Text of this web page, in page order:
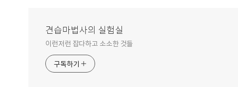
견습마법사의 실험실
이런저런 잡다하고 소소한 것들
구독하기